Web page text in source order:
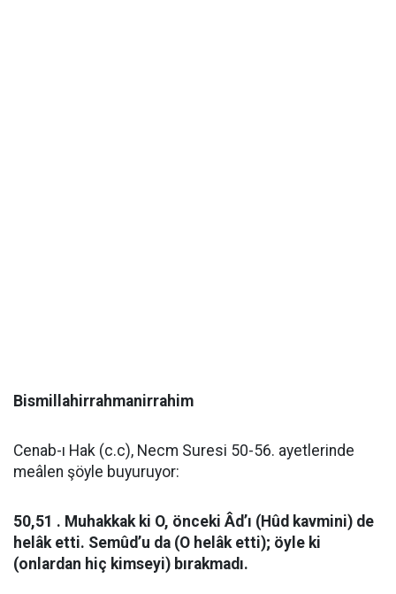
Bismillahirrahmanirrahim
Cenab-ı Hak (c.c), Necm Suresi 50-56. ayetlerinde
meâlen şöyle buyuruyor:
50,51 . Muhakkak ki O, önceki Âd’ı (Hûd kavmini) de
helâk etti. Semûd’u da (O helâk etti); öyle ki
(onlardan hiç kimseyi) bırakmadı.